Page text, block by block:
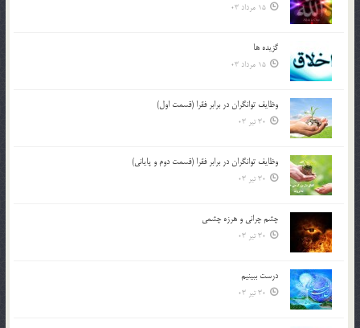
15 مرداد 03
گزيده ها
15 مرداد 03
وظایف توانگران در برابر فقرا (قسمت اول)
30 تیر 03
وظایف توانگران در برابر فقرا (قسمت دوم و پایانی)
30 تیر 03
چشم ‏چرانى و هرزه‏ چشمى
30 تیر 03
درست ببينيم
30 تیر 03